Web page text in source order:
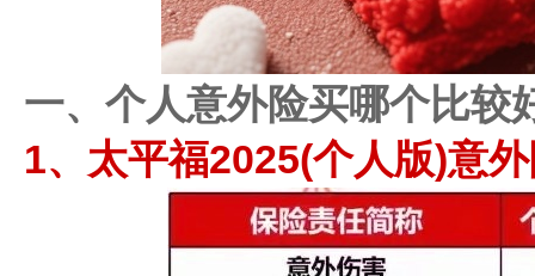
一、个人意外险买哪个比较
1、太平福2025(个人版)意